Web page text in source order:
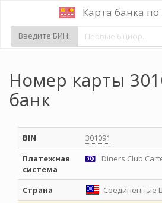
Карта банка
Введите БИН:
Номер карты
банк
BIN
301091
Платежная
система
Diners Club
Страна
Соединенные